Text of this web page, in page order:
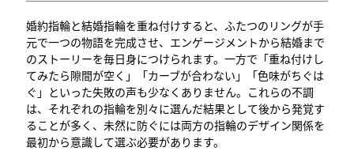
婚約指輪と結婚指輪を重ね付けすると、ふたつのリングが手
元で一つの物語を完成させ、エンゲージメントから結婚まで
のストーリーを毎日身につけられます。一方で「重ね付けし
てみたら隙間が空く」「カーブが合わない」「色味がちぐは
ぐ」といった失敗の声も少なくありません。これらの不調
は、それぞれの指輪を別々に選んだ結果として後から発覚す
ることが多く、未然に防ぐには両方の指輪のデザイン関係を
最初から意識して選ぶ必要があります。